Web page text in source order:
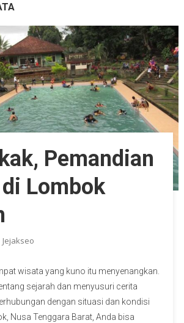
Pemandian
Lombok
Jejakseo
wisata yang kuno itu menyenangkan.
sejarah dan menyusuri cerita
dengan situasi dan kondisi
Nusa Tenggara Barat, Anda bisa